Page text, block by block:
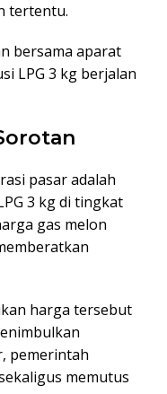
tertentu.
bersama aparat
LPG 3 kg berjalan
pasar adalah
3 kg di tingkat
gas melon
harga tersebut
pemerintah
memutus